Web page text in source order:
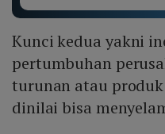
Kunci kedua yakni
pertumbuhan
turunan atau
dinilai bisa